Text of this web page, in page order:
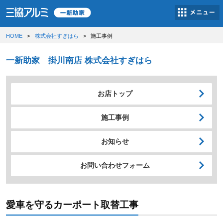
HOME 株式会社すぎはら 施工事例
一新助家 掛川南店 株式会社すぎはら
お店トップ
施工事例
お知らせ
お問い合わせフォーム
愛車を守るカーポート取替工事